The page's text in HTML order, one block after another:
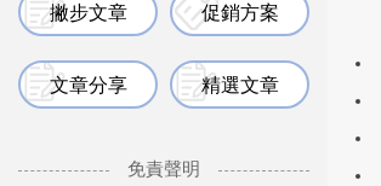
撇步文章 促銷方案
文章分享 精選文章
免責聲明